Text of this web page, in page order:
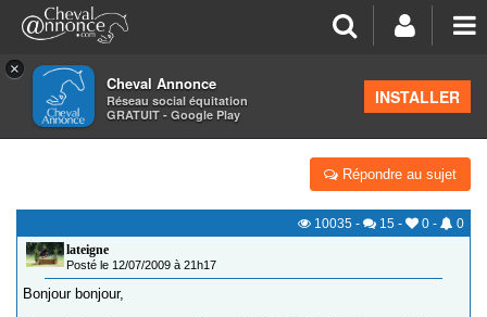
×
Cheval Annonce
Réseau social équitation
GRATUIT - Google Play
INSTALLER
>Formations équestres
SUBVENTIONS POUR PRÉ-FORMATION BPJEPS?
Répondre au sujet
10035 - 15 - 0 -
0
lateigne
Posté le 12/07/2009 à 21h17
Bonjour bonjour,